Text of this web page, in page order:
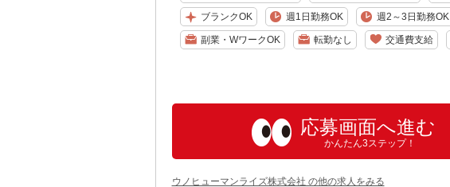
ブランクOK 週1日勤務OK 週2～3日勤務OK
副業・WワークOK 転勤なし 交通費支給
応募画面へ進む
かんたん3ステップ！
ウノヒューマンライズ株式会社 の他の求人をみる